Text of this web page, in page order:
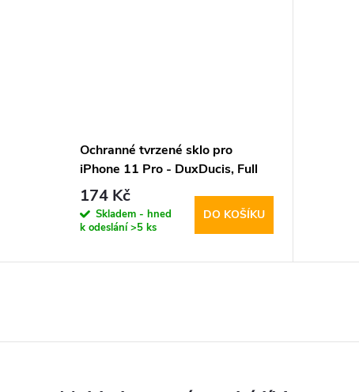
Ochranné tvrzené sklo pro
iPhone 11 Pro - DuxDucis, Full
Glass Black
174 Kč
Skladem - hned
k odeslání>5 ks
DO KOŠÍKU